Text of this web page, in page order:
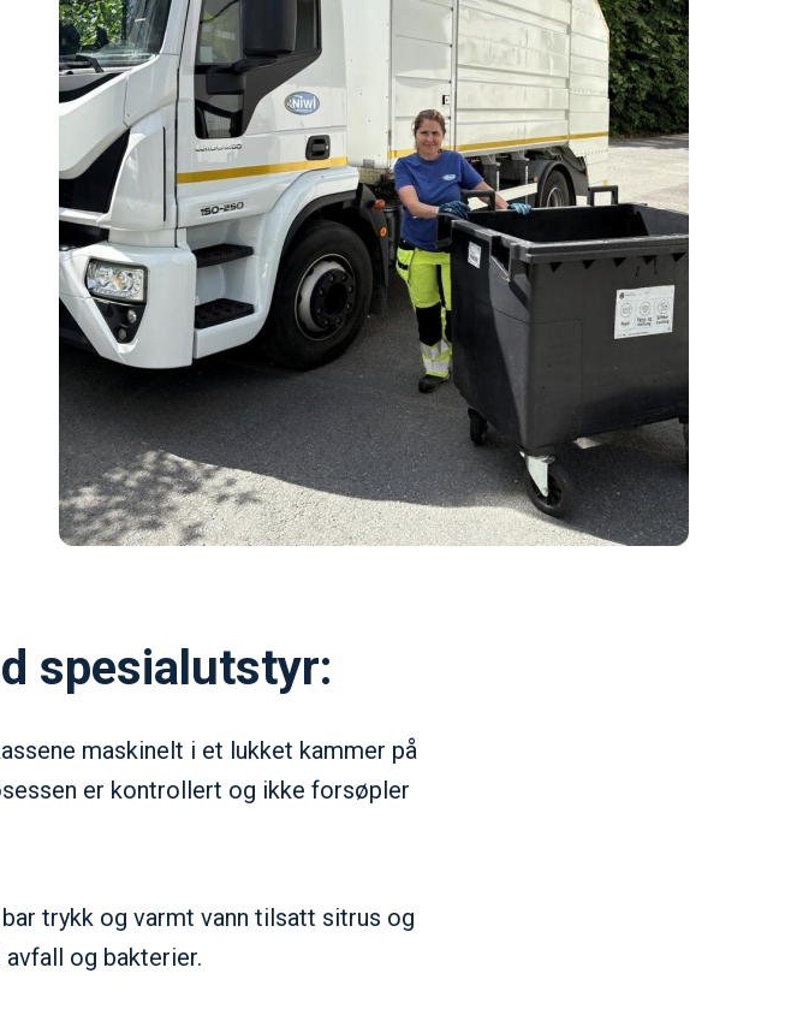
spesialutstyr:
maskinelt i et lukket kammer på
er kontrollert og ikke forsøpler
trykk og varmt vann tilsatt sitrus og
og bakterier.